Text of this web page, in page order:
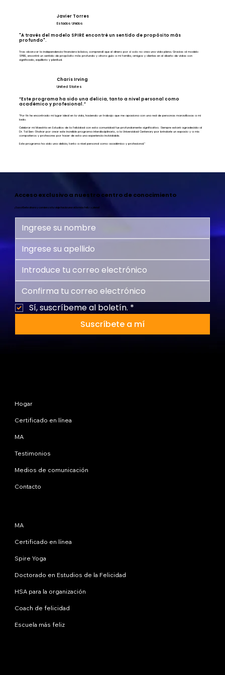
Javier Torres
Estados Unidos
"A través del modelo SPIRE encontré un sentido de propósito más
profundo".
Tras alcanzar la independencia financiera básica, comprendí que el dinero por sí solo no crea una vida plena. Gracias al modelo
SPIRE, encontré un sentido de propósito más profundo y ahora guío a mi familia, amigos y clientes en el diseño de vidas con
significado, equilibrio y plenitud.
Charis Irving
United States
“Este programa ha sido una delicia, tanto a nivel personal como
académico y profesional.”
“Por fin he encontrado mi lugar ideal en la vida, haciendo un trabajo que me apasiona con una red de personas maravillosas a mi
lado.
Celebrar mi Maestría en Estudios de la Felicidad con esta comunidad fue profundamente significativo. Siempre estaré agradecida al
Dr. Tal Ben-Shahar por crear este increíble programa interdisciplinario, a la Universidad Centenary por brindarle un espacio y a mis
compañeros y profesores por hacer de esta una experiencia inolvidable.
Este programa ha sido una delicia, tanto a nivel personal como académico y profesional.”
Acceso exclusivo a nuestro centro de conocimiento
¡Suscríbete ahora y comienza tu viaje hacia una vida más feliz y plena!
Sí, suscríbeme al boletín. *
Suscríbete a mí
Hogar
Certificado en línea
MA
Testimonios
Medios de comunicación
Contacto
MA
Certificado en línea
Spire Yoga
Doctorado en Estudios de la Felicidad
HSA para la organización
Coach de felicidad
Escuela más feliz